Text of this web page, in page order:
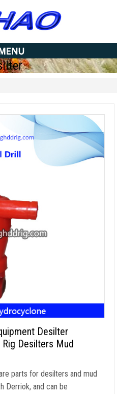
Desilter
Desilters Mud
parts for desilters and mud
Derriok, and can be